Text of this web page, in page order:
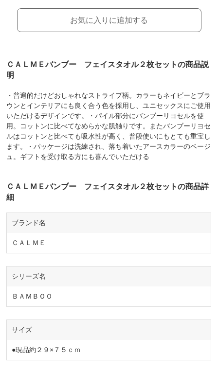
お気に入りに追加する
ＣＡＬＭＥバンブー フェイスタオル２枚セットの商品説
明
・普遍的だけどおしゃれなストライプ柄。カラーもネイビーとブラ
ウンとインテリアにも良く合う色を採用し、ユニセックスにご使用
いただけるデザインです。・パイル部分にバンブーリヨセルを使
用。コットンに比べてなめらかな肌触りです。またバンブーリヨセ
ルはコットンと比べても吸水性が高く、普段使いにもとても重宝し
ます。・パッケージは洗練され、落ち着いたアースカラーのベージ
ュ。ギフトを受け取る方にも喜んでいただける
ＣＡＬＭＥバンブー フェイスタオル２枚セットの商品詳
細
ブランド名
ＣＡＬＭＥ
シリーズ名
ＢＡＭＢＯＯ
サイズ
●現品約２９×７５ｃｍ